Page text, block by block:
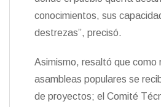
conocimientos, sus
destrezas”, precisó.
Asimismo, resaltó que como
asambleas populares se
de proyectos; el Comité